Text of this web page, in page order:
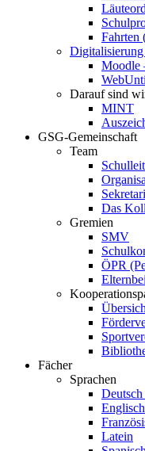
Fahrten
Moodle
Darauf sind
MINT
GSG-Gemeinschaft
Team
Das
Gremien
SMV
ÖPR
Fächer
Sprachen
Englisch
Latein